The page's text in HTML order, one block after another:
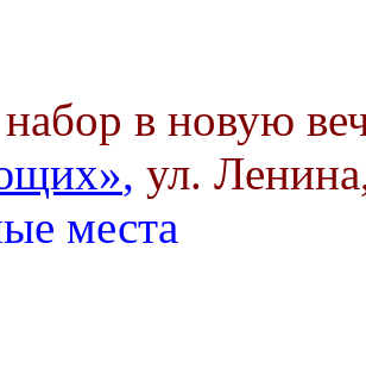
в новую
, ул.
места